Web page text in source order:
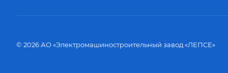
© 2026 АО «Электромашиностроительный завод «ЛЕПСЕ»